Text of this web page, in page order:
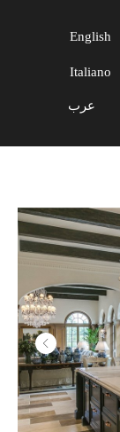
English
Italiano
عرب